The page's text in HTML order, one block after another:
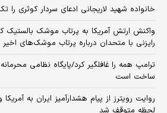
خانواده شهید لاریجانی ادعای سردار کوثری را
واکنش ارتش آمریکا به پرتاب موشک بالستیک
رایزنی با متحدان درباره پرتاب موشک‌های
ترامپ همه را غافلگیر کرد/پایگاه نظامی
ساخت است
روایت رویترز از پیام هشدارآمیز ایران به
لحظه متوقف شد